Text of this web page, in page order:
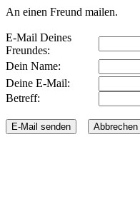
An einen Freund mailen.
E-Mail Deines
Freundes:
Dein Name:
Deine E-Mail:
Betreff: